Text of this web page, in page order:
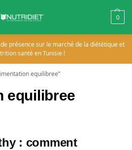
0
présence sur le marché de la diététique et
santé en Tunisie !
equilibree”
equilibree
: comment